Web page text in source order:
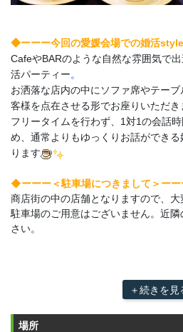
場所
◆ーーー今回の愛媛会場での婚活
CafeやBARのような自然な雰囲気で出
活パーティー。
お洒落な店内の中にソファ席やテー
客様を点在させる形でお座りいただき
フリータイムを行わず、1対1の会話
め、通常よりもゆっくりお話ができ
ります
◆ーーー＜駐車場につきまして＞ー
商店街の中の店舗となりますので、
駐車場のご用意はございません。近
さい。
＋続きを見